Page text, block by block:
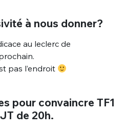
à nous donner?
au leclerc de
pas l’endroit
pour convaincre TF1
de 20h.